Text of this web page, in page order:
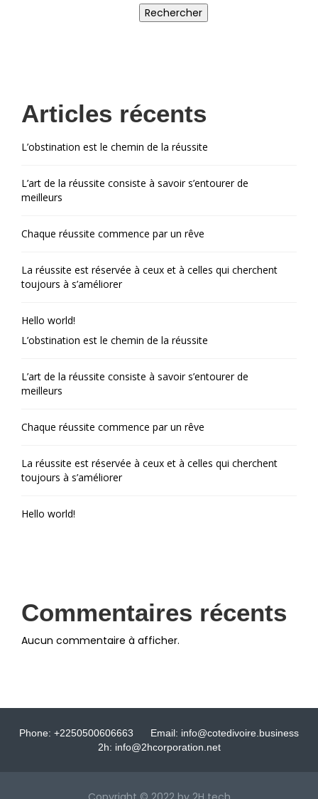
Rechercher
Articles récents
L’obstination est le chemin de la réussite
L’art de la réussite consiste à savoir s’entourer de
meilleurs
Chaque réussite commence par un rêve
La réussite est réservée à ceux et à celles qui cherchent
toujours à s’améliorer
Hello world!
L’obstination est le chemin de la réussite
L’art de la réussite consiste à savoir s’entourer de
meilleurs
Chaque réussite commence par un rêve
La réussite est réservée à ceux et à celles qui cherchent
toujours à s’améliorer
Hello world!
Commentaires récents
Aucun commentaire à afficher.
Phone: +2250500606663
Email: info@cotedivoire.business
2h: info@2hcorporation.net